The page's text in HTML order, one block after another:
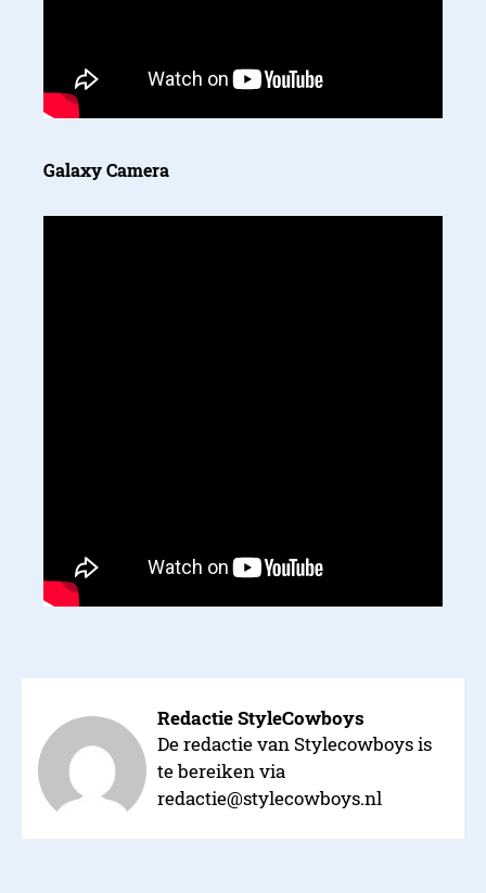
Galaxy Camera
Redactie StyleCowboys
De redactie van Stylecowboys is
te bereiken via
redactie@stylecowboys.nl